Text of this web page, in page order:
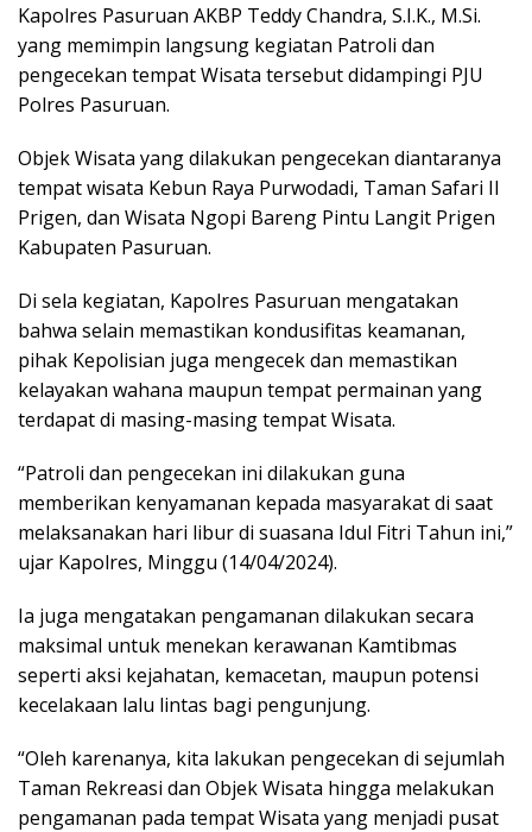
Kapolres Pasuruan AKBP Teddy Chandra, S.I.K., M.Si.
yang memimpin langsung kegiatan Patroli dan
pengecekan tempat Wisata tersebut didampingi PJU
Polres Pasuruan.
Objek Wisata yang dilakukan pengecekan diantaranya
tempat wisata Kebun Raya Purwodadi, Taman Safari II
Prigen, dan Wisata Ngopi Bareng Pintu Langit Prigen
Kabupaten Pasuruan.
Di sela kegiatan, Kapolres Pasuruan mengatakan
bahwa selain memastikan kondusifitas keamanan,
pihak Kepolisian juga mengecek dan memastikan
kelayakan wahana maupun tempat permainan yang
terdapat di masing-masing tempat Wisata.
“Patroli dan pengecekan ini dilakukan guna
memberikan kenyamanan kepada masyarakat di saat
melaksanakan hari libur di suasana Idul Fitri Tahun ini,”
ujar Kapolres, Minggu (14/04/2024).
Ia juga mengatakan pengamanan dilakukan secara
maksimal untuk menekan kerawanan Kamtibmas
seperti aksi kejahatan, kemacetan, maupun potensi
kecelakaan lalu lintas bagi pengunjung.
“Oleh karenanya, kita lakukan pengecekan di sejumlah
Taman Rekreasi dan Objek Wisata hingga melakukan
pengamanan pada tempat Wisata yang menjadi pusat